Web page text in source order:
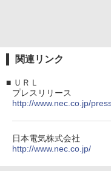
関連リンク
■ ＵＲＬ
プレスリリース
http://www.nec.co.jp/
日本電気株式会社
http://www.nec.co.jp/